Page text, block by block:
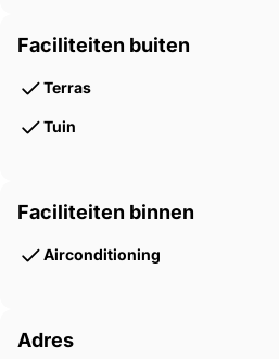
Faciliteiten buiten
Terras
Tuin
Faciliteiten binnen
Airconditioning
Adres